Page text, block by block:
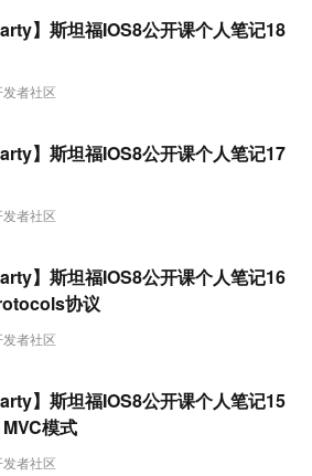
者社区
】斯坦福IOS8公开课个人笔记18
者社区
】斯坦福IOS8公开课个人笔记17
者社区
】斯坦福IOS8公开课个人笔记16
协议
者社区
】斯坦福IOS8公开课个人笔记15
模式